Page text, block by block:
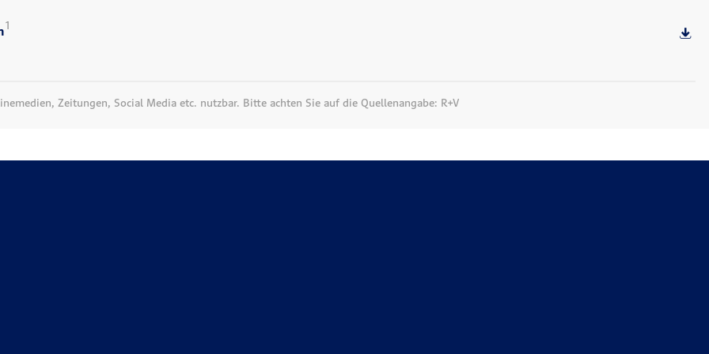
1
Zeitungen, Social Media etc. nutzbar. Bitte achten Sie auf die Quellenangabe: R+V